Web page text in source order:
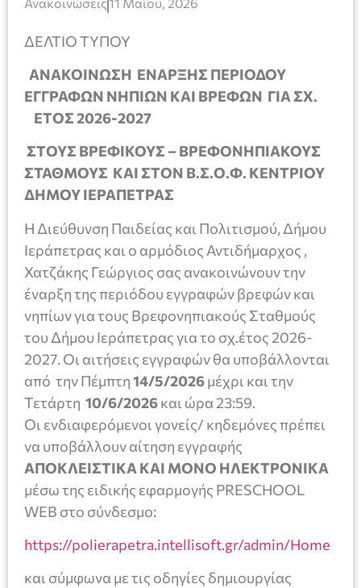
ΔΕΛΤΙΟ ΤΥΠΟΥ
ΑΝΑΚΟΙΝΩΣΗ ΕΝΑΡΞΗΣ ΠΕΡΙΟΔΟΥ
ΕΓΓΡΑΦΩΝ ΝΗΠΙΩΝ ΚΑΙ ΒΡΕΦΩΝ ΓΙΑ ΣΧ.
ΕΤΟΣ 2026-2027
ΣΤΟΥΣ ΒΡΕΦΙΚΟΥΣ – ΒΡΕΦΟΝΗΠΙΑΚΟΥΣ
ΣΤΑΘΜΟΥΣ ΚΑΙ ΣΤΟΝ Β.Σ.Ο.Φ. ΚΕΝΤΡΙΟΥ
ΔΗΜΟΥ ΙΕΡΑΠΕΤΡΑΣ
Η Διεύθυνση Παιδείας και Πολιτισμού, Δήμου
Ιεράπετρας και ο αρμόδιος Αντιδήμαρχος ,
Χατζάκης Γεώργιος σας ανακοινώνουν την
έναρξη της περιόδου εγγραφών βρεφών και
νηπίων για τους Βρεφονηπιακούς Σταθμούς
του Δήμου Ιεράπετρας για το σχ.έτος 2026-
2027. Οι αιτήσεις εγγραφών θα υποβάλλονται
από την Πέμπτη14/5/2026μέχρι και την
Τετάρτη 10/6/2026και ώρα 23:59.
Οι ενδιαφερόμενοι γονείς/ κηδεμόνες πρέπει
να υποβάλλουν αίτηση εγγραφής
ΑΠΟΚΛΕΙΣΤΙΚΑ ΚΑΙ ΜΟΝΟ ΗΛΕΚΤΡΟΝΙΚΑ
μέσω της ειδικής εφαρμογής PRESCHOOL
WEB στο σύνδεσμο:
https://polierapetra.intellisoft.gr/admin/Home
και σύμφωνα με τις οδηγίες δημιουργίας